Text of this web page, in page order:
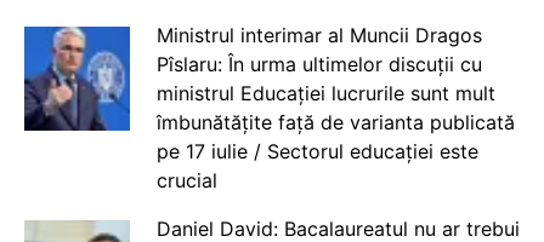
Ministrul interimar al Muncii Dragos
Pîslaru: În urma ultimelor discuții cu
ministrul Educației lucrurile sunt mult
îmbunătățite față de varianta publicată
pe 17 iulie / Sectorul educației este
crucial
Daniel David: Bacalaureatul nu ar trebui